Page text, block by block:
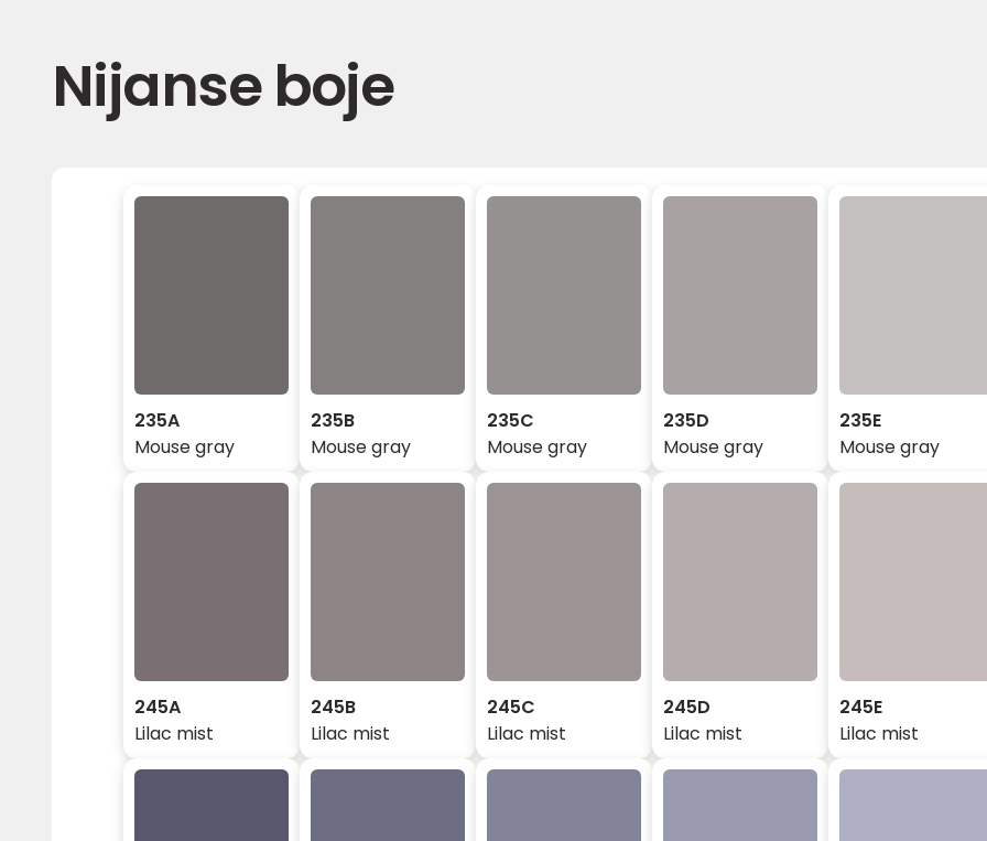
Nijanse boje
235A
Mouse gray
235B
Mouse gray
235C
Mouse gray
235D
Mouse gray
235E
Mouse gray
245A
Lilac mist
245B
Lilac mist
245C
Lilac mist
245D
Lilac mist
245E
Lilac mist